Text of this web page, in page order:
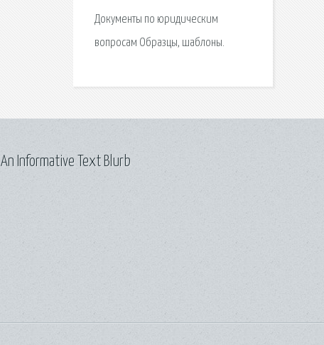
Документы по юридическим
вопросам Образцы, шаблоны.
An Informative Text Blurb